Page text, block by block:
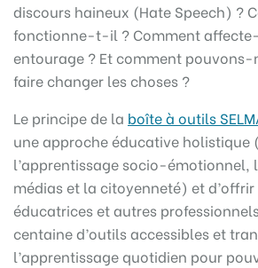
discours haineux (Hate Speech) ?
fonctionne-t-il ? Comment
entourage ? Et comment
faire changer les choses ?
Le principe de la boîte à outils
une approche éducative holistique
l’apprentissage socio-émotionnel,
médias et la citoyenneté) et
éducatrices et autres
centaine d’outils accessibles et
l’apprentissage quotidien pour